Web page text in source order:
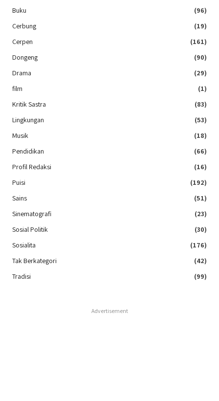
Buku
(96)
Cerbung
(19)
Cerpen
(161)
Dongeng
(90)
Drama
(29)
film
(1)
Kritik Sastra
(83)
Lingkungan
(53)
Musik
(18)
Pendidikan
(66)
Profil Redaksi
(16)
Puisi
(192)
Sains
(51)
Sinematografi
(23)
Sosial Politik
(30)
Sosialita
(176)
Tak Berkategori
(42)
Tradisi
(99)
Advertisement